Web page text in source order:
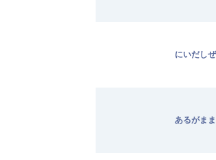
にいだし
あるがま